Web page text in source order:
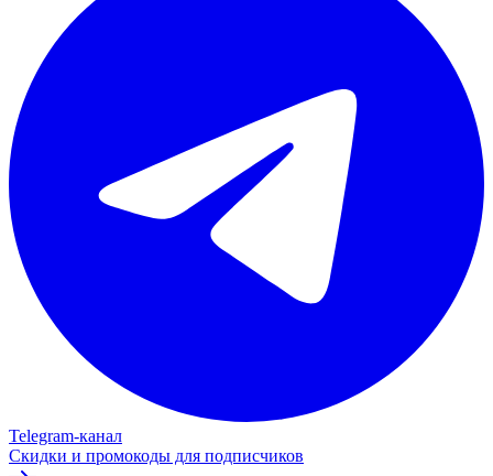
Telegram‑канал
Скидки и промокоды для подписчиков